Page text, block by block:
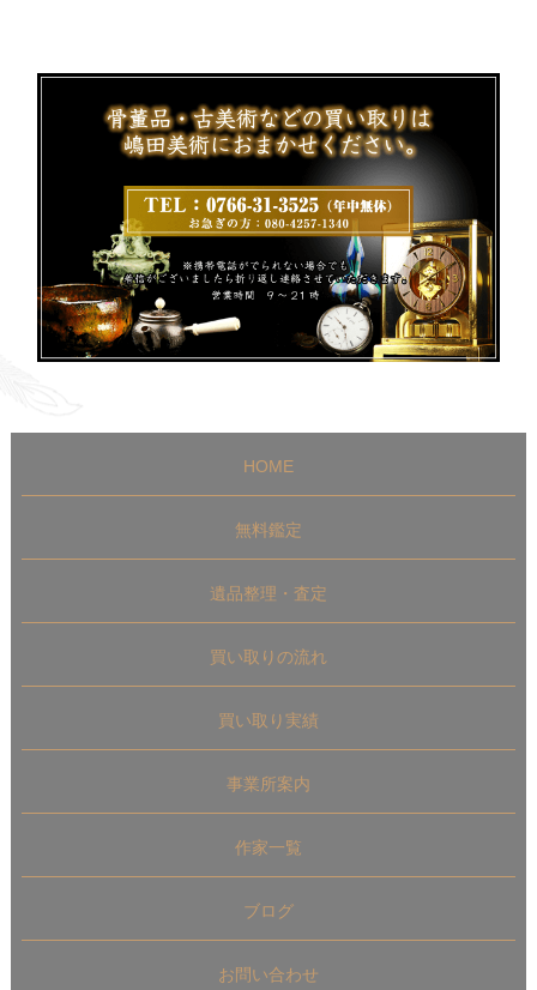
HOME
無料鑑定
遺品整理・査定
買い取りの流れ
買い取り実績
事業所案内
作家一覧
ブログ
お問い合わせ